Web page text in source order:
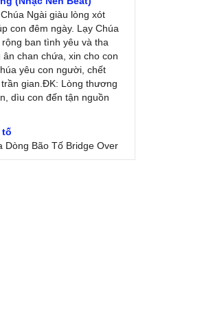
Ngài giàu lòng xót
con đêm ngày. Lạy Chúa
ban tình yêu và tha
chan chứa, xin cho con
yêu con người, chết
gian.ĐK: Lòng thương
dìu con đến tận nguồn
tố
Dòng Bão Tố Bridge Over
Garfunkel (Released